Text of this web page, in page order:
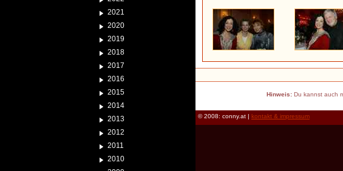
2021
2020
2019
2018
2017
2016
2015
2014
2013
2012
2011
2010
Hinweis:Du kannst auch
© 2008: conny.at | kontakt & impressum